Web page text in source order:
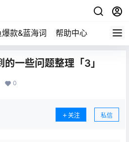
爆款&蓝海词 帮助中心
一些问题整理「3」
0
关注 私信